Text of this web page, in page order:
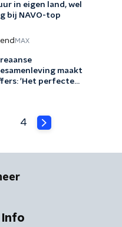
in eigen land, wel
bij NAVO-top
MAX
maakt
'Het perfecte
4
Info